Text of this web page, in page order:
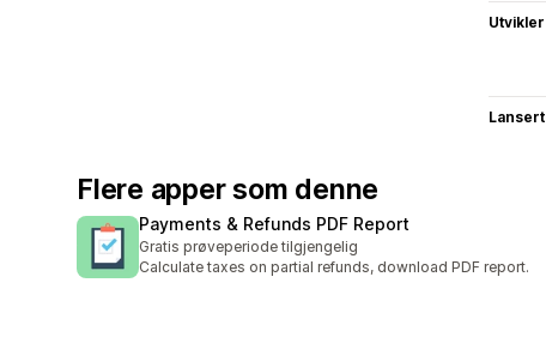
Utvikler
Lansert
Flere apper som denne
Payments & Refunds PDF Report
Gratis prøveperiode tilgjengelig
Calculate taxes on partial refunds, download PDF report.